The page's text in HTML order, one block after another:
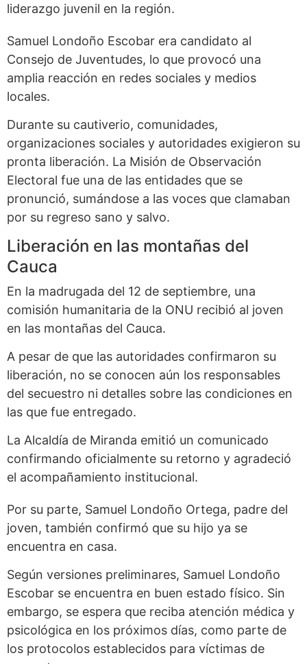
liderazgo juvenil en la región.
Samuel Londoño Escobar era candidato al
Consejo de Juventudes, lo que provocó una
amplia reacción en redes sociales y medios
locales.
Durante su cautiverio, comunidades,
organizaciones sociales y autoridades exigieron su
pronta liberación. La Misión de Observación
Electoral fue una de las entidades que se
pronunció, sumándose a las voces que clamaban
por su regreso sano y salvo.
Liberación en las montañas del
Cauca
En la madrugada del 12 de septiembre, una
comisión humanitaria de la ONU recibió al joven
en las montañas del Cauca.
A pesar de que las autoridades confirmaron su
liberación, no se conocen aún los responsables
del secuestro ni detalles sobre las condiciones en
las que fue entregado.
La Alcaldía de Miranda emitió un comunicado
confirmando oficialmente su retorno y agradeció
el acompañamiento institucional.
Por su parte, Samuel Londoño Ortega, padre del
joven, también confirmó que su hijo ya se
encuentra en casa.
Según versiones preliminares, Samuel Londoño
Escobar se encuentra en buen estado físico. Sin
embargo, se espera que reciba atención médica y
psicológica en los próximos días, como parte de
los protocolos establecidos para víctimas de